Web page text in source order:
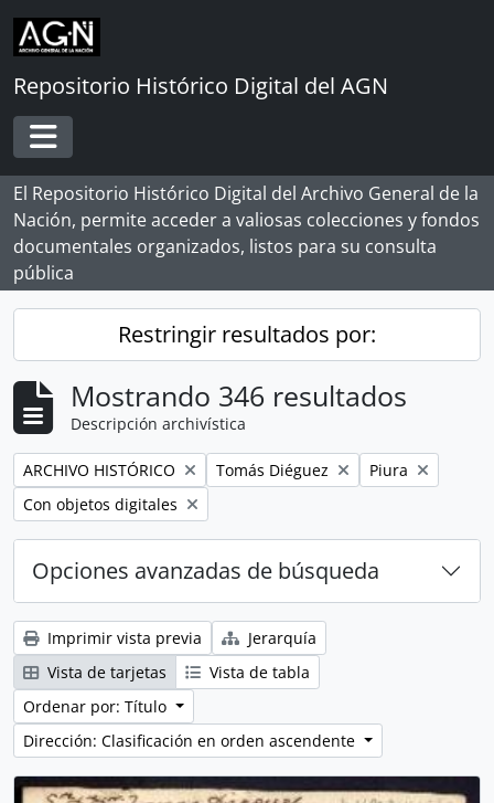
Skip to main content
Repositorio Histórico Digital del AGN
Toggle navigation
El Repositorio Histórico Digital del Archivo General de la
Nación, permite acceder a valiosas colecciones y fondos
documentales organizados, listos para su consulta
pública
Restringir resultados por:
Mostrando 346 resultados
Descripción archivística
Remove filter:
ARCHIVO HISTÓRICO Remove filter:
Tomás Diéguez Remove filter:
Piura
Remove filter:
Con objetos digitales
Opciones avanzadas de búsqueda
Imprimir vista previa
Jerarquía
Vista de tarjetas
Vista de tabla
Ordenar por: Título
Dirección: Clasificación en orden ascendente